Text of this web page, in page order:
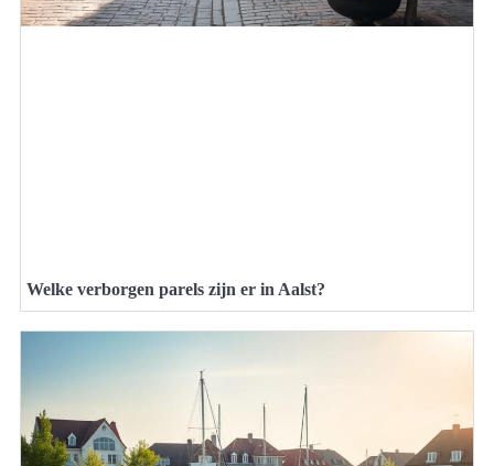
Welke verborgen parels zijn er in Aalst?